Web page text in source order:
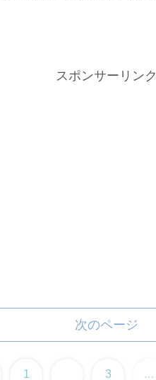
スポンサーリンク
次のページ
1 3 …